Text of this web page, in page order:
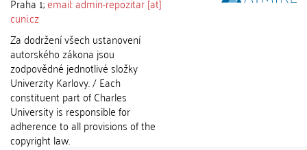
cuni.cz
Za dodržení všech ustanovení
autorského zákona jsou
zodpovědné jednotlivé složky
Univerzity Karlovy. / Each
constituent part of Charles
University is responsible for
adherence to all provisions of the
copyright law.